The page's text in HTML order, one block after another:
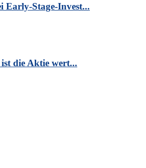
Early-Stage-Invest...
die Aktie wert...